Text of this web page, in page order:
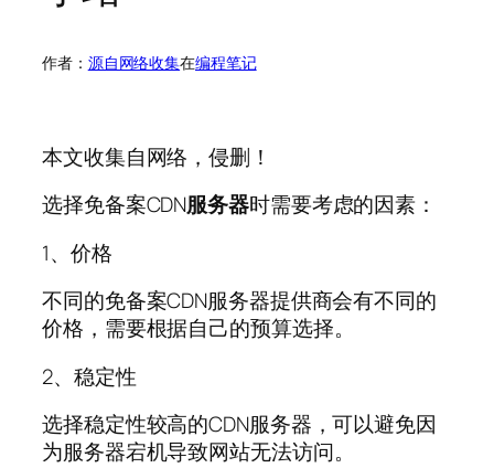
作者： 源自网络收集在编程笔记
本文收集自网络，侵删！
选择免备案CDN服务器时需要考虑的因素：
1、价格
不同的免备案CDN服务器提供商会有不同的
价格，需要根据自己的预算选择。
2、稳定性
选择稳定性较高的CDN服务器，可以避免因
为服务器宕机导致网站无法访问。